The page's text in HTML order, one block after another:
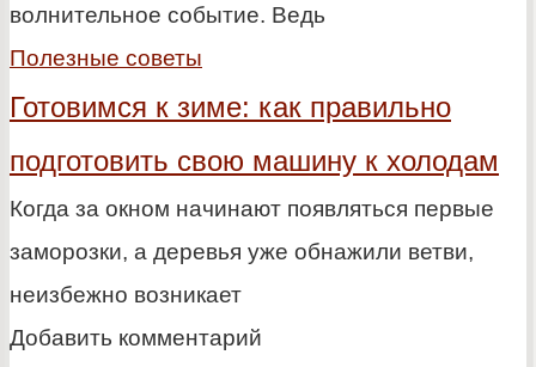
волнительное событие. Ведь
Полезные советы
Готовимся к зиме: как правильно
подготовить свою машину к холодам
Когда за окном начинают появляться первые
заморозки, а деревья уже обнажили ветви,
неизбежно возникает
Добавить комментарий